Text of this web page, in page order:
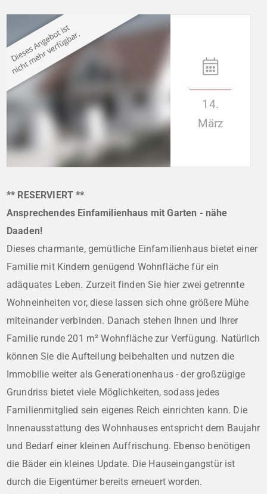
14.
März
** RESERVIERT **
Ansprechendes Einfamilienhaus mit Garten - nähe
Daaden!
Dieses charmante, gemütliche Einfamilienhaus bietet einer
Familie mit Kindern genügend Wohnfläche für ein
adäquates Leben. Zurzeit finden Sie hier zwei getrennte
Wohneinheiten vor, diese lassen sich ohne größere Mühe
miteinander verbinden. Danach stehen Ihnen und Ihrer
Familie runde 201 m² Wohnfläche zur Verfügung. Natürlich
können Sie die Aufteilung beibehalten und nutzen die
Immobilie weiter als Generationenhaus - der großzügige
Grundriss bietet viele Möglichkeiten, sodass jedes
Familienmitglied sein eigenes Reich einrichten kann. Die
Innenausstattung des Wohnhauses entspricht dem Baujahr
und Bedarf einer kleinen Auffrischung. Ebenso benötigen
die Bäder ein kleines Update. Die Hauseingangstür ist
durch die Eigentümer bereits erneuert worden.